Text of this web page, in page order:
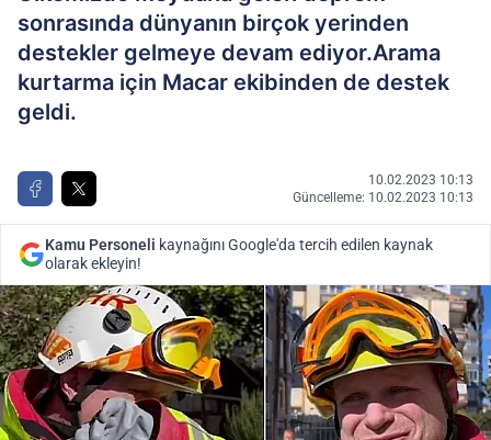
sonrasında dünyanın birçok yerinden
destekler gelmeye devam ediyor.Arama
kurtarma için Macar ekibinden de destek
geldi.
10.02.2023 10:13
Güncelleme: 10.02.2023 10:13
Kamu Personeli kaynağını Google'da tercih edilen kaynak
olarak ekleyin!